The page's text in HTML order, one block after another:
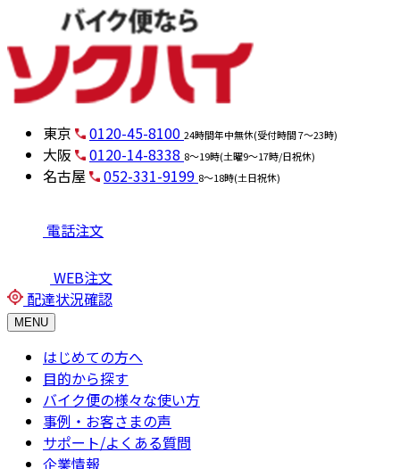
東京 0120-45-8100 24時間年中無休(受付時間 7～23時)
大阪 0120-14-8338 8～19時(土曜9～17時/日祝休)
名古屋 052-331-9199 8～18時(土日祝休)
電話注文
WEB注文
配達状況確認
MENU
はじめての方へ
目的から探す
バイク便の様々な使い方
事例・お客さまの声
サポート/よくある質問
企業情報